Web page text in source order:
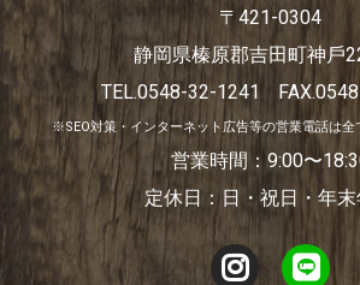
〒421-0304
静岡県榛原郡吉⽥町神⼾
TEL.0548-32-1241
※SEO対策・インターネット広告等の営業電話は全
営業時間：9:00〜
定休日：日・祝日・年